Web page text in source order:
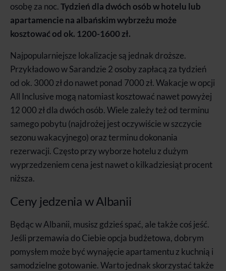
osobę za noc.Tydzień dla dwóch osób w hotelu lub
apartamencie na albańskim wybrzeżu może
kosztować od ok. 1200-1600 zł.
Najpopularniejsze lokalizacje są jednak droższe.
Przykładowo w Sarandzie 2 osoby zapłacą za tydzień
od ok. 3000 zł do nawet ponad 7000 zł. Wakacje w opcji
All Inclusive mogą natomiast kosztować nawet powyżej
12 000 zł dla dwóch osób. Wiele zależy też od terminu
samego pobytu (najdrożej jest oczywiście w szczycie
sezonu wakacyjnego) oraz terminu dokonania
rezerwacji. Często przy wyborze hotelu z dużym
wyprzedzeniem cena jest nawet o kilkadziesiąt procent
niższa.
Ceny jedzenia w Albanii
Będąc w Albanii, musisz gdzieś spać, ale także coś jeść.
Jeśli przemawia do Ciebie opcja budżetowa, dobrym
pomysłem może być wynajęcie apartamentu z kuchnią i
samodzielne gotowanie. Warto jednak skorzystać także